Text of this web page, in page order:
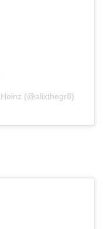
(@alixthegr8)